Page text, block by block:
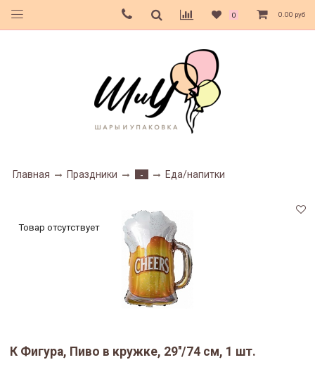
0 0.00 руб
Главная Праздники - Еда/напитки
Товар отсутствует
К Фигура, Пиво в кружке, 29''/74 см, 1 шт.